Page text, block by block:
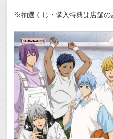
※抽選くじ・購入特典は店舗